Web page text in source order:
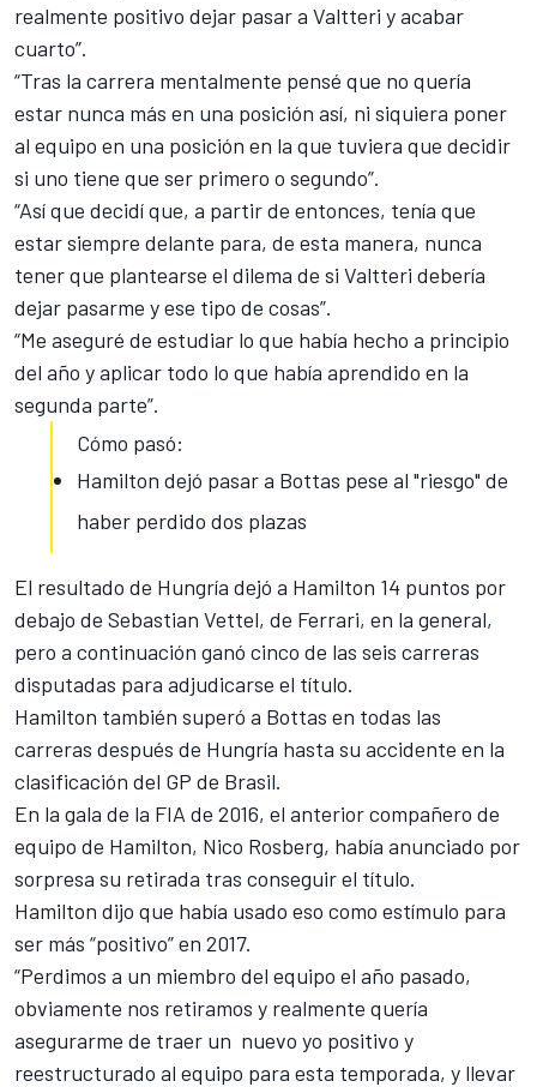
realmente positivo dejar pasar a Valtteri y acabar
cuarto”.
“Tras la carrera mentalmente pensé que no quería
estar nunca más en una posición así, ni siquiera poner
al equipo en una posición en la que tuviera que decidir
si uno tiene que ser primero o segundo”.
“Así que decidí que, a partir de entonces, tenía que
estar siempre delante para, de esta manera, nunca
tener que plantearse el dilema de si Valtteri debería
dejar pasarme y ese tipo de cosas”.
“Me aseguré de estudiar lo que había hecho a principio
del año y aplicar todo lo que había aprendido en la
segunda parte”.
Cómo pasó:
Hamilton dejó pasar a Bottas pese al "riesgo" de
haber perdido dos plazas
El resultado de Hungría dejó a Hamilton 14 puntos por
debajo de Sebastian Vettel, de Ferrari, en la general,
pero a continuación ganó cinco de las seis carreras
disputadas para adjudicarse el título.
Hamilton también superó a Bottas en todas las
carreras después de Hungría hasta su accidente en la
clasificación del GP de Brasil.
En la gala de la FIA de 2016, el anterior compañero de
equipo de Hamilton, Nico Rosberg, había anunciado por
sorpresa su retirada tras conseguir el título.
Hamilton dijo que había usado eso como estímulo para
ser más “positivo” en 2017.
“Perdimos a un miembro del equipo el año pasado,
obviamente nos retiramos y realmente quería
asegurarme de traer un nuevo yo positivo y
reestructurado al equipo para esta temporada, y llevar